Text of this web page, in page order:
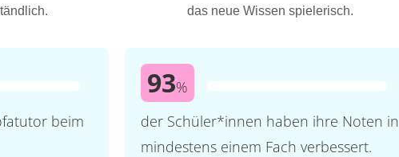
beim
das neue Wissen spielerisch.
93%
der Schüler*innen haben ihre Noten in
mindestens einem Fach verbessert.